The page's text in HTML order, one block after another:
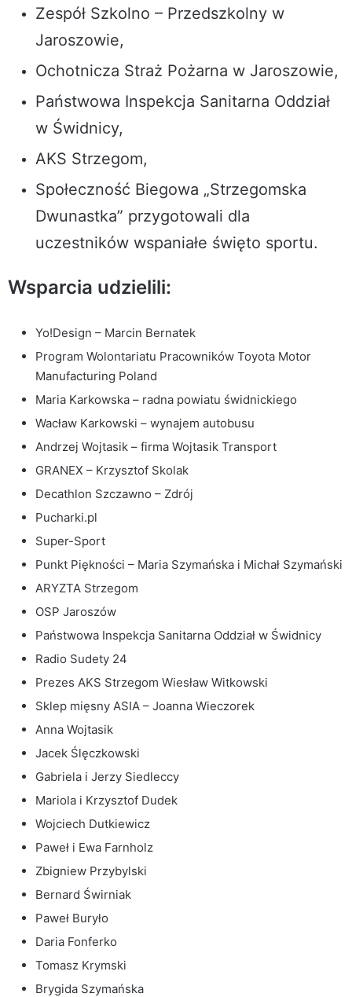
Zespół Szkolno – Przedszkolny w
Jaroszowie,
Ochotnicza Straż Pożarna w Jaroszowie,
Państwowa Inspekcja Sanitarna Oddział
w Świdnicy,
AKS Strzegom,
Społeczność Biegowa „Strzegomska
Dwunastka” przygotowali dla
uczestników wspaniałe święto sportu.
Wsparcia udzielili:
Yo!Design – Marcin Bernatek
Program Wolontariatu Pracowników Toyota Motor
Manufacturing Poland
Maria Karkowska – radna powiatu świdnickiego
Wacław Karkowski – wynajem autobusu
Andrzej Wojtasik – firma Wojtasik Transport
GRANEX – Krzysztof Skolak
Decathlon Szczawno – Zdrój
Pucharki.pl
Super-Sport
Punkt Piękności – Maria Szymańska i Michał Szymański
ARYZTA Strzegom
OSP Jaroszów
Państwowa Inspekcja Sanitarna Oddział w Świdnicy
Radio Sudety 24
Prezes AKS Strzegom Wiesław Witkowski
Sklep mięsny ASIA – Joanna Wieczorek
Anna Wojtasik
Jacek Ślęczkowski
Gabriela i Jerzy Siedleccy
Mariola i Krzysztof Dudek
Wojciech Dutkiewicz
Paweł i Ewa Farnholz
Zbigniew Przybylski
Bernard Świrniak
Paweł Buryło
Daria Fonferko
Tomasz Krymski
Brygida Szymańska